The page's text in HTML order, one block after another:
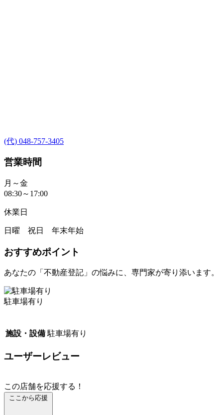
(代) 048-757-3405
営業時間
月～金
08:30～17:00
休業日
日曜 祝日 年末年始
おすすめポイント
あなたの「不動産登記」の悩みに、専門家が寄り添います。
駐車場有り
施設・設備 駐車場有り
ユーザーレビュー
この店舗を応援する！
ここから応援